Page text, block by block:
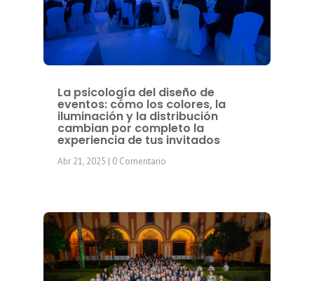
La psicología del diseño de
eventos: cómo los colores, la
iluminación y la distribución
cambian por completo la
experiencia de tus invitados
Abr 21, 2025 | 0 Comentario